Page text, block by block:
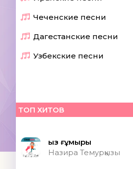
Чеченские песни
Дагестанские песни
Узбекские песни
ТОП ХИТОВ
Қыз ғұмыры
Назира Темурқызы